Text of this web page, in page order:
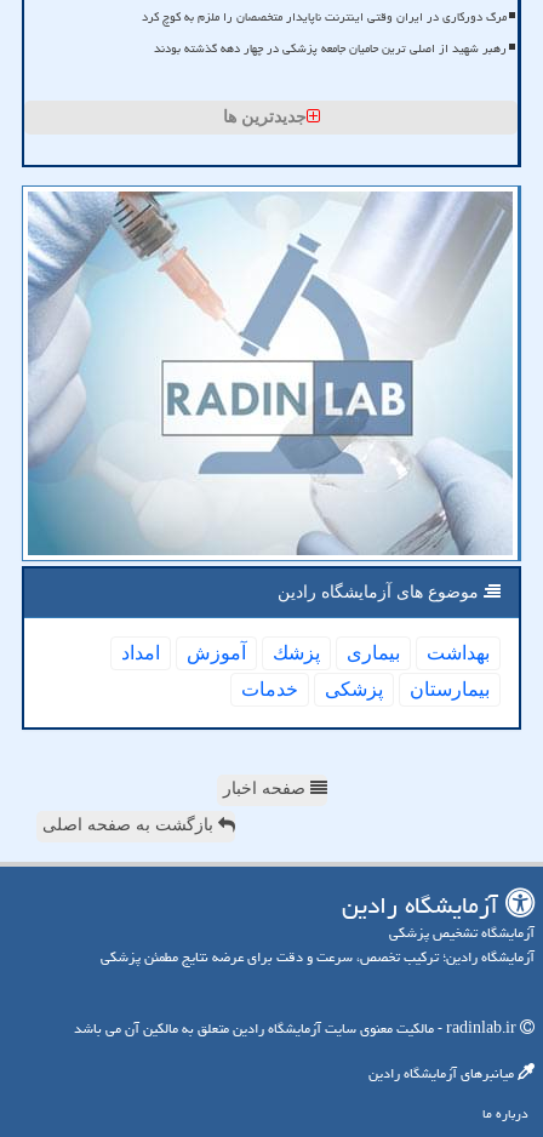
مرگ دورکاری در ایران وقتی اینترنت ناپایدار متخصصان را ملزم به کوچ کرد
رهبر شهید از اصلی ترین حامیان جامعه پزشکی در چهار دهه گذشته بودند
جدیدترین ها
موضوع های آزمایشگاه رادین
بهداشت بیماری پزشك آموزش
امداد
بیمارستان
پزشكی خدمات
صفحه اخبار
بازگشت به صفحه اصلی
آزمایشگاه رادین
آزمایشگاه تشخیص پزشکی
آزمایشگاه رادین؛ ترکیب تخصص، سرعت و دقت برای عرضه نتایج مطمئن پزشکی
میانبرهای آزمایشگاه رادین
درباره ما